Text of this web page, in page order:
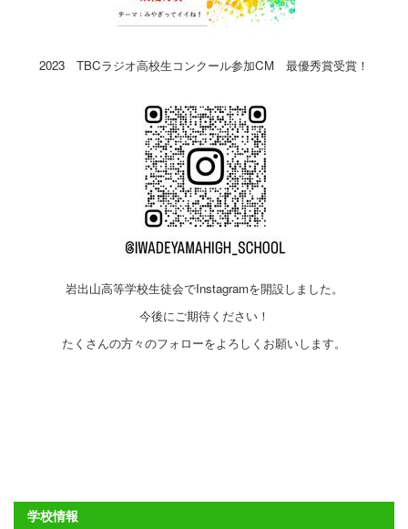
2023 TBCラジオ高校生コンクール参加CM 最優秀賞受賞！
岩出山高等学校生徒会でInstagramを開設しました。
今後にご期待ください！
たくさんの方々のフォローをよろしくお願いします。
学校情報